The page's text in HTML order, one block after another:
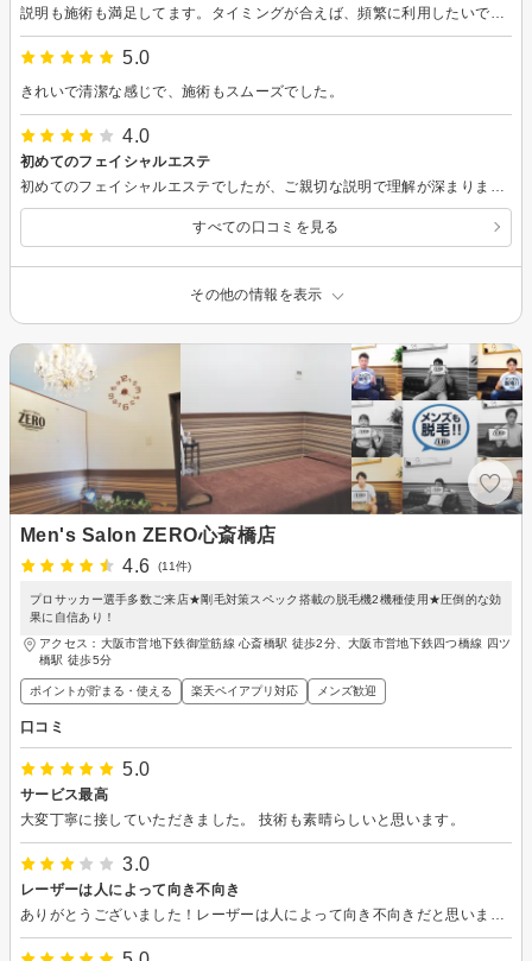
5.0
きれいで清潔な感じで、施術もスムーズでした。
4.0
初めてのフェイシャルエステ
すべての口コミを見る
その他の情報を表示
Men's Salon ZERO心斎橋店
4.6
(11件)
プロサッカー選手多数ご来店★剛毛対策スペック搭載の脱毛機2機種使用★圧倒的な効
果に自信あり！
アクセス：大阪市営地下鉄御堂筋線 心斎橋駅 徒歩2分、大阪市営地下鉄四つ橋線 四ツ
橋駅 徒歩5分
ポイントが貯まる・使える 楽天ペイアプリ対応 メンズ歓迎
口コミ
5.0
サービス最高
大変丁寧に接していただきました。 技術も素晴らしいと思います。
3.0
レーザーは人によって向き不向き